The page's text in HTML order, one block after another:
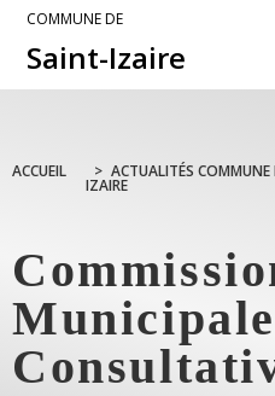
COMMUNE DE
Saint-Izaire
ACCUEIL > ACTUALITÉS
IZAIRE